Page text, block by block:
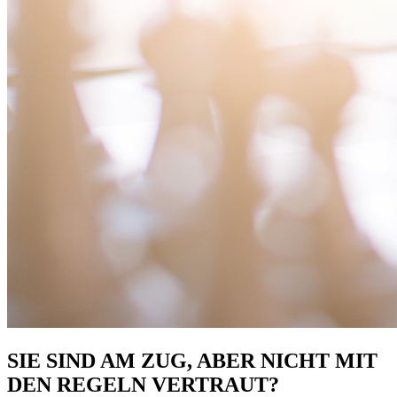
SIE SIND AM ZUG, ABER NICHT MIT
DEN REGELN VERTRAUT?